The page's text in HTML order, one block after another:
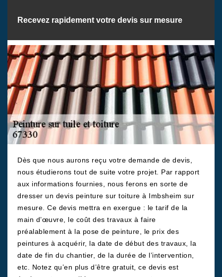
Recevez rapidement votre devis sur mesure
Dès que nous aurons reçu votre demande de devis,
nous étudierons tout de suite votre projet. Par rapport
aux informations fournies, nous ferons en sorte de
dresser un devis peinture sur toiture à Imbsheim sur
mesure. Ce devis mettra en exergue : le tarif de la
main d’œuvre, le coût des travaux à faire
préalablement à la pose de peinture, le prix des
peintures à acquérir, la date de début des travaux, la
date de fin du chantier, de la durée de l’intervention,
etc. Notez qu’en plus d’être gratuit, ce devis est